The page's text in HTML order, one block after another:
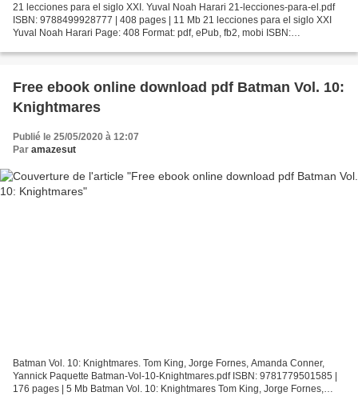
21 lecciones para el siglo XXI. Yuval Noah Harari 21-lecciones-para-el.pdf
ISBN: 9788499928777 | 408 pages | 11 Mb 21 lecciones para el siglo XXI
Yuval Noah Harari Page: 408 Format: pdf, ePub, fb2, mobi ISBN:
Free ebook online download pdf Batman Vol. 10:
Knightmares
Publié le 25/05/2020 à 12:07
Par amazesut
Batman Vol. 10: Knightmares. Tom King, Jorge Fornes, Amanda Conner,
Yannick Paquette Batman-Vol-10-Knightmares.pdf ISBN: 9781779501585 |
176 pages | 5 Mb Batman Vol. 10: Knightmares Tom King, Jorge Fornes,